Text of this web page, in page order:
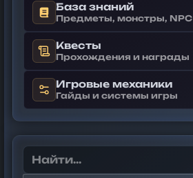
База знаний
Предметы, монстры, NPC
Квесты
Прохождения и награды
Игровые механики
Гайды и системы игры